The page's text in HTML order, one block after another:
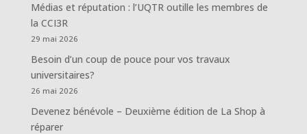
Médias et réputation : l’UQTR outille les membres de
la CCI3R
29 mai 2026
Besoin d’un coup de pouce pour vos travaux
universitaires?
26 mai 2026
Devenez bénévole – Deuxième édition de La Shop à
réparer